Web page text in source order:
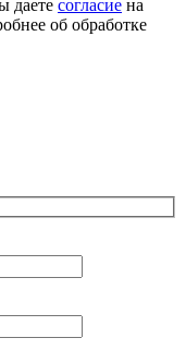
даете согласие на
об обработке